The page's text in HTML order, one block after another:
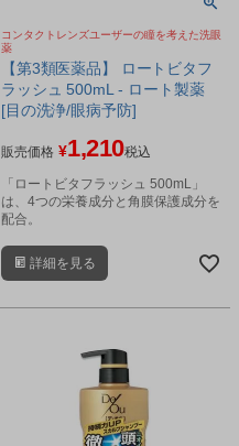
コンタクトレンズユーザーの瞳を考えた洗眼
薬
【第3類医薬品】 ロートビタフ
ラッシュ 500mL - ロート製薬
[目の洗浄/眼病予防]
販売価格 ¥1,210税込
「ロートビタフラッシュ 500mL」
は、4つの栄養成分と角膜保護成分を
配合。
詳細を見る